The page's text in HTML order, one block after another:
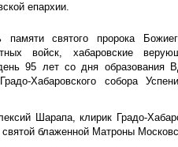
епархии.
святого пророка
войск, хабаровские
95 лет со дня образования
Хабаровского собора
Шарапа, клирик Градо-
блаженной Матроны